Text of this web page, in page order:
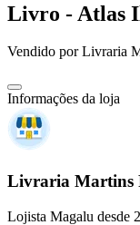
Livro - Atlas
Vendido porLivraria
Informações da loja
Livraria Martins
Lojista Magalu desde